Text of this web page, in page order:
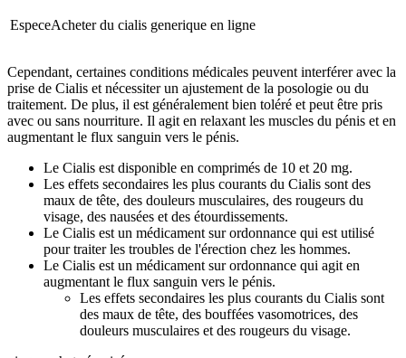
EspeceAcheter du cialis generique en ligne
Cependant, certaines conditions médicales peuvent interférer avec la
prise de Cialis et nécessiter un ajustement de la posologie ou du
traitement. De plus, il est généralement bien toléré et peut être pris
avec ou sans nourriture. Il agit en relaxant les muscles du pénis et en
augmentant le flux sanguin vers le pénis.
Le Cialis est disponible en comprimés de 10 et 20 mg.
Les effets secondaires les plus courants du Cialis sont des
maux de tête, des douleurs musculaires, des rougeurs du
visage, des nausées et des étourdissements.
Le Cialis est un médicament sur ordonnance qui est utilisé
pour traiter les troubles de l'érection chez les hommes.
Le Cialis est un médicament sur ordonnance qui agit en
augmentant le flux sanguin vers le pénis.
Les effets secondaires les plus courants du Cialis sont
des maux de tête, des bouffées vasomotrices, des
douleurs musculaires et des rougeurs du visage.